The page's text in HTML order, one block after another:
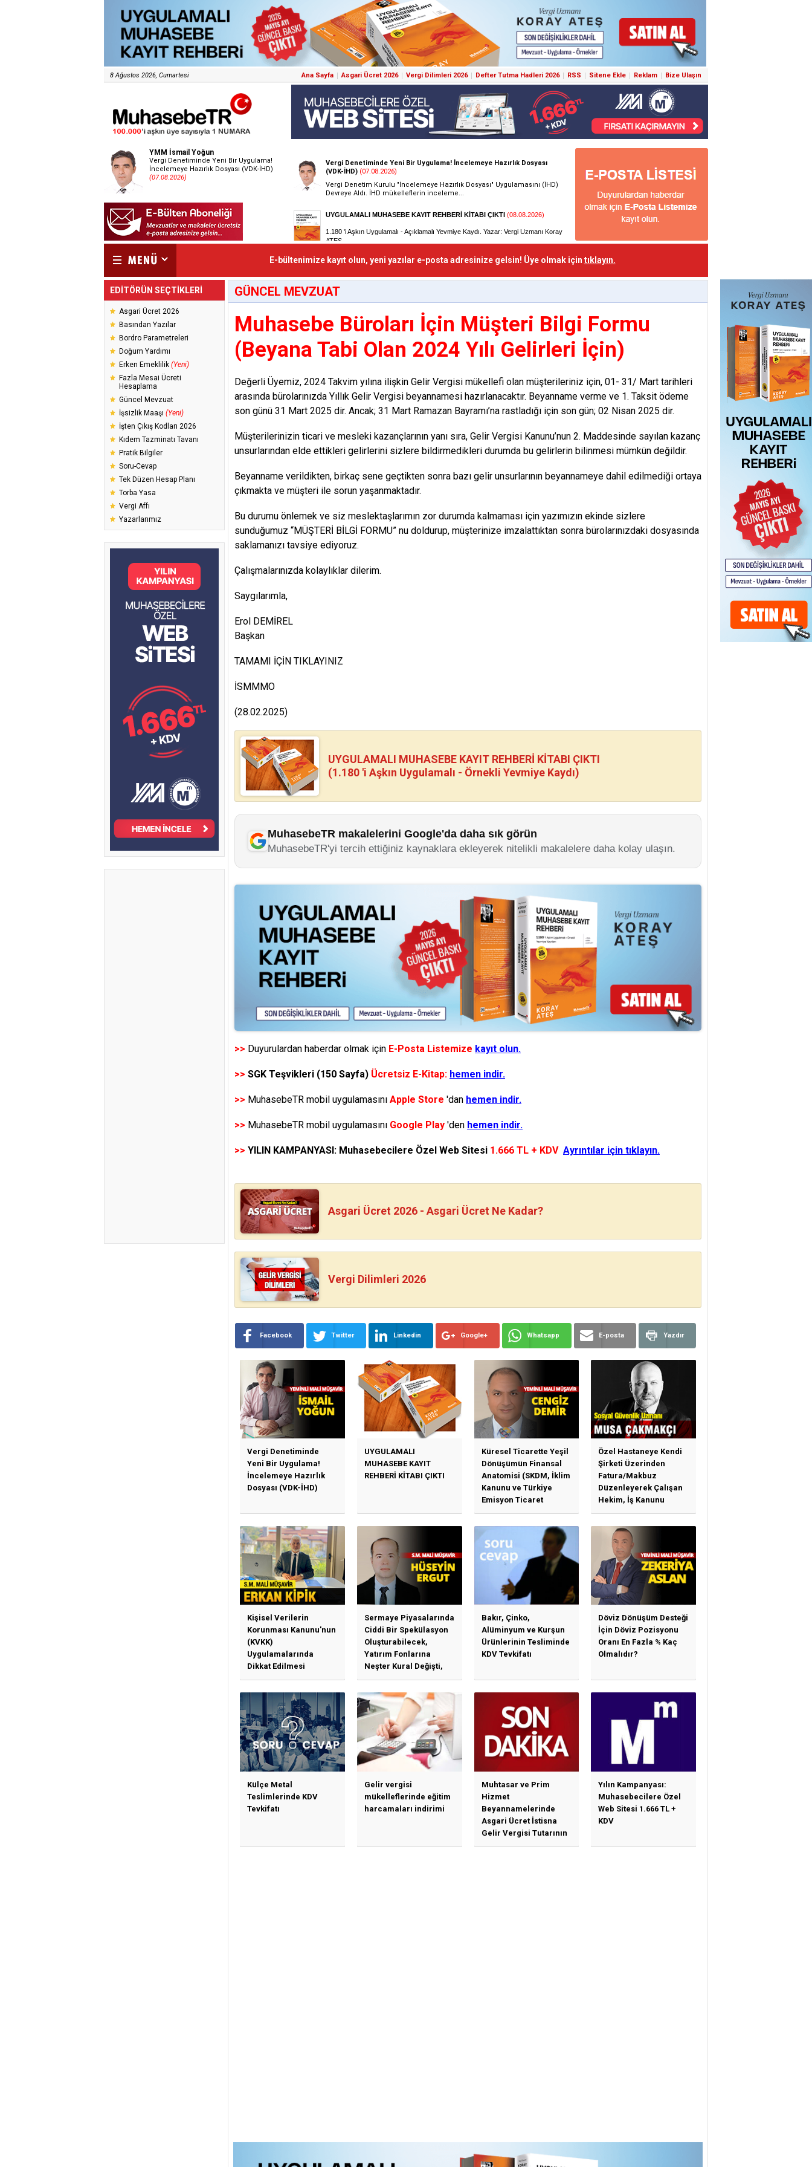
8 Ağustos 2026, Cumartesi Ana Sayfa Asgari Ücret 2026 Vergi Dilimleri 2026 Defter Tutma Hadleri 2026 RSS Sitene Ekle Reklam Bize Ulaşın
YMM İsmail Yoğun
Vergi Denetiminde Yeni Bir Uygulama!
İncelemeye Hazırlık Dosyası (VDK-İHD)
(07.08.2026)
E-bültenimize kayıt olun, yeni yazılar e-posta adresinize gelsin! Üye olmak için tıklayın.
EDİTÖRÜN SEÇTİKLERİ
Asgari Ücret 2026
Basından Yazılar
Bordro Parametreleri
Doğum Yardımı
Erken Emeklilik (Yeni)
Fazla Mesai Ücreti
Hesaplama
Güncel Mevzuat
İşsizlik Maaşı (Yeni)
İşten Çıkış Kodları 2026
Kıdem Tazminatı Tavanı
Pratik Bilgiler
Soru-Cevap
Tek Düzen Hesap Planı
Torba Yasa
Vergi Affı
Yazarlarımız
GÜNCEL MEVZUAT
Muhasebe Büroları İçin Müşteri Bilgi Formu
(Beyana Tabi Olan 2024 Yılı Gelirleri İçin)
Değerli Üyemiz, 2024 Takvim yılına ilişkin Gelir Vergisi mükellefi olan müşterileriniz için, 01- 31/ Mart tarihleri
arasında bürolarınızda Yıllık Gelir Vergisi beyannamesi hazırlanacaktır. Beyanname verme ve 1. Taksit ödeme
son günü 31 Mart 2025 dir. Ancak; 31 Mart Ramazan Bayramı’na rastladığı için son gün; 02 Nisan 2025 dir.
Müşterilerinizin ticari ve mesleki kazançlarının yanı sıra, Gelir Vergisi Kanunu’nun 2. Maddesinde sayılan kazanç
unsurlarından elde ettikleri gelirlerini sizlere bildirmedikleri durumda bu gelirlerin bilinmesi mümkün değildir.
Beyanname verildikten, birkaç sene geçtikten sonra bazı gelir unsurlarının beyannameye dahil edilmediği ortaya
çıkmakta ve müşteri ile sorun yaşanmaktadır.
Bu durumu önlemek ve siz meslektaşlarımın zor durumda kalmaması için yazımızın ekinde sizlere
sunduğumuz “MÜŞTERİ BİLGİ FORMU” nu doldurup, müşterinize imzalattıktan sonra bürolarınızdaki dosyasında
saklamanızı tavsiye ediyoruz.
Çalışmalarınızda kolaylıklar dilerim.
Saygılarımla,
Erol DEMİREL
Başkan
TAMAMI İÇİN TIKLAYINIZ
İSMMMO
(28.02.2025)
UYGULAMALI MUHASEBE KAYIT REHBERİ KİTABI ÇIKTI
(1.180 'i Aşkın Uygulamalı - Örnekli Yevmiye Kaydı)
MuhasebeTR makalelerini Google'da daha sık görün
MuhasebeTR'yi tercih ettiğiniz kaynaklara ekleyerek nitelikli makalelere daha kolay ulaşın.
>> Duyurulardan haberdar olmak için E-Posta Listemize kayıt olun.
>> SGK Teşvikleri (150 Sayfa) Ücretsiz E-Kitap: hemen indir.
>> MuhasebeTR mobil uygulamasını Apple Store 'dan hemen indir.
>> MuhasebeTR mobil uygulamasını Google Play 'den hemen indir.
>> YILIN KAMPANYASI: Muhasebecilere Özel Web Sitesi 1.666 TL + KDV Ayrıntılar için tıklayın.
Asgari Ücret 2026 - Asgari Ücret Ne Kadar?
Vergi Dilimleri 2026
Facebook Twitter Linkedin Google+ Whatsapp E-posta Yazdır
Vergi Denetiminde
Yeni Bir Uygulama!
İncelemeye Hazırlık
Dosyası (VDK-İHD)
UYGULAMALI
MUHASEBE KAYIT
REHBERİ KİTABI ÇIKTI
Küresel Ticarette Yeşil
Dönüşümün Finansal
Anatomisi (SKDM, İklim
Kanunu ve Türkiye
Emisyon Ticaret
Sistemi (TR-ETS)
Özel Hastaneye Kendi
Şirketi Üzerinden
Fatura/Makbuz
Düzenleyerek Çalışan
Hekim, İş Kanunu
Hükümlerinden
Kişisel Verilerin
Korunması Kanunu'nun
(KVKK)
Uygulamalarında
Dikkat Edilmesi
Gereken Özet Başlıklar
Sermaye Piyasalarında
Ciddi Bir Spekülasyon
Oluşturabilecek,
Yatırım Fonlarına
Neşter Kural Değişti,
SPK’dan Kritik Hamle
Haberlerine Sermaye
Piyasası Kurulundan
Yalanlama Ve Yerinde
Bir Açıklama Geldi
Bakır, Çinko,
Alüminyum ve Kurşun
Ürünlerinin Tesliminde
KDV Tevkifatı
Döviz Dönüşüm Desteği
İçin Döviz Pozisyonu
Oranı En Fazla % Kaç
Olmalıdır?
Külçe Metal
Teslimlerinde KDV
Tevkifatı
Gelir vergisi
mükelleflerinde eğitim
harcamaları indirimi
Muhtasar ve Prim
Hizmet
Beyannamelerinde
Asgari Ücret İstisna
Gelir Vergisi Tutarının
Güncellenmesine
Yılın Kampanyası:
Muhasebecilere Özel
Web Sitesi 1.666 TL +
KDV